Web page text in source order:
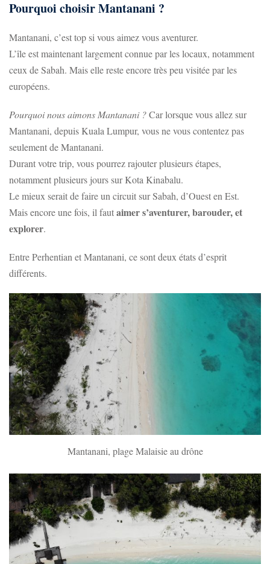
Pourquoi choisir Mantanani ?
Mantanani, c’est top si vous aimez vous aventurer.
L’île est maintenant largement connue par les locaux, notamment
ceux de Sabah. Mais elle reste encore très peu visitée par les
européens.
Pourquoi nous aimons Mantanani ?Car lorsque vous allez sur
Mantanani, depuis Kuala Lumpur, vous ne vous contentez pas
seulement de Mantanani.
Durant votre trip, vous pourrez rajouter plusieurs étapes,
notamment plusieurs jours sur Kota Kinabalu.
Le mieux serait de faire un circuit sur Sabah, d’Ouest en Est.
Mais encore une fois, il fautaimer s’aventurer, barouder, et
explorer.
Entre Perhentian et Mantanani, ce sont deux états d’esprit
différents.
Mantanani, plage Malaisie au drône